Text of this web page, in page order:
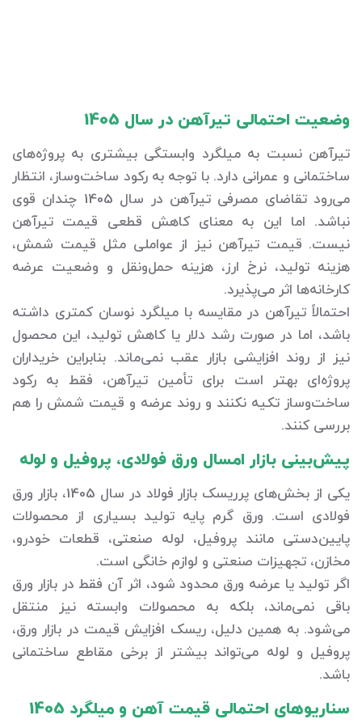
وضعیت احتمالی تیرآهن در سال 1405
تیرآهن نسبت به میلگرد وابستگی بیشتری به پروژه‌های
ساختمانی و عمرانی دارد. با توجه به رکود ساخت‌وساز، انتظار
می‌رود تقاضای مصرفی تیرآهن در سال 1405 چندان قوی
نباشد. اما این به معنای کاهش قطعی قیمت تیرآهن
نیست. قیمت تیرآهن نیز از عواملی مثل قیمت شمش،
هزینه تولید، نرخ ارز، هزینه حمل‌ونقل و وضعیت عرضه
کارخانه‌ها اثر می‌پذیرد.
احتمالاً تیرآهن در مقایسه با میلگرد نوسان کمتری داشته
باشد، اما در صورت رشد دلار یا کاهش تولید، این محصول
نیز از روند افزایشی بازار عقب نمی‌ماند. بنابراین خریداران
پروژه‌ای بهتر است برای تأمین تیرآهن، فقط به رکود
ساخت‌وساز تکیه نکنند و روند عرضه و قیمت شمش را هم
بررسی کنند.
پیش‌بینی بازار امسال ورق فولادی، پروفیل و لوله
یکی از بخش‌های پرریسک بازار فولاد در سال 1405، بازار ورق
فولادی است. ورق گرم پایه تولید بسیاری از محصولات
پایین‌دستی مانند پروفیل، لوله صنعتی، قطعات خودرو،
مخازن، تجهیزات صنعتی و لوازم خانگی است.
اگر تولید یا عرضه ورق محدود شود، اثر آن فقط در بازار ورق
باقی نمی‌ماند، بلکه به محصولات وابسته نیز منتقل
می‌شود. به همین دلیل، ریسک افزایش قیمت در بازار ورق،
پروفیل و لوله می‌تواند بیشتر از برخی مقاطع ساختمانی
باشد.
سناریوهای احتمالی قیمت آهن و میلگرد 1405